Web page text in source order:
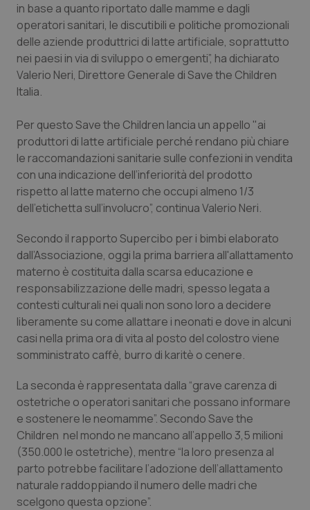
Provincia Autonoma di Bolzano
Provincia Autonoma di Trento
Puglia
Sardegna
Sicilia
Toscana
Umbria
Valle D’Aosta
Veneto
Infezioni & Febbre
Ipertensione & Scompenso
Malattie rare
Malattia di Crohn & Rettocolite Ulcerosa
Neuroscienze & patologie neurodegenerative
Obesità
Oftalmologia
Oncodermatologia
Oncoematologia
Oncologia & Nutrizione
Psoriasi & pelle
Quotidiano Cardiologia
Quotidiano Chirurgia
Quotidiano Oncologia
in base a quanto riportato dalle mamme e dagli
operatori sanitari, le discutibili e politiche promozionali
delle aziende produttrici di latte artificiale, soprattutto
nei paesi in via di sviluppo o emergenti”, ha dichiarato
Valerio Neri, Direttore Generale di Save the Children
Italia.
Per questo Save the Children lancia un appello "ai
produttori di latte artificiale perché rendano più chiare
le raccomandazioni sanitarie sulle confezioni in vendita
con una indicazione dell’inferiorità del prodotto
rispetto al latte materno che occupi almeno 1/3
dell'etichetta sull’involucro”, continua Valerio Neri.
Secondo il rapportoSupercibo per i bimbi elaborato
dall’Associazione, oggi la prima barriera all'allattamento
materno è costituita dalla scarsa educazione e
responsabilizzazione delle madri, spesso legata a
contesti culturali nei quali non sono loro a decidere
liberamente su come allattare i neonati e dove in alcuni
casi nella prima ora di vita al posto del colostro viene
somministrato caffè, burro di karitè o cenere.
La seconda è rappresentata dalla “grave carenza di
ostetriche o operatori sanitari che possano informare
e sostenere le neomamme”. Secondo Save the
Children nel mondo ne mancano all’appello 3,5 milioni
(350.000 le ostetriche), mentre “la loro presenza al
parto potrebbe facilitare l’adozione dell’allattamento
naturale raddoppiando il numero delle madri che
scelgono questa opzione”.